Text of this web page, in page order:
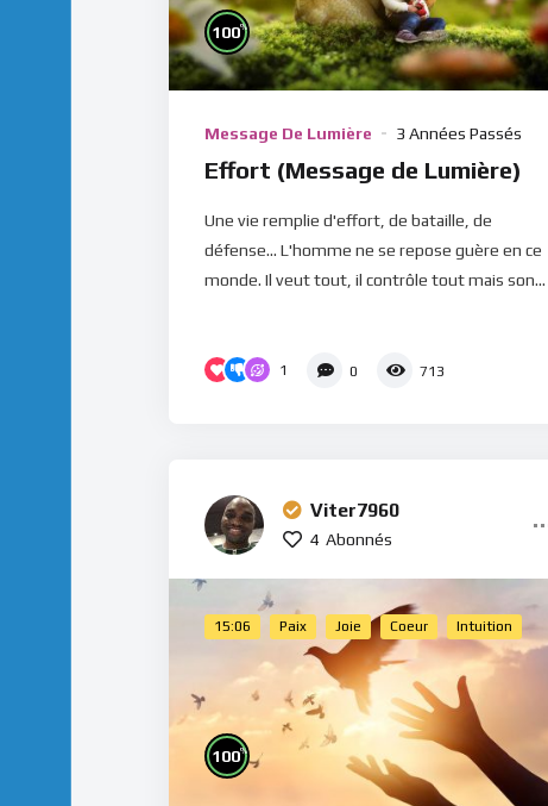
100%
Message De Lumière 3 Années Passés
Effort (Message de Lumière)
Une vie remplie d'effort, de bataille, de
défense... L'homme ne se repose guère en ce
monde. Il veut tout, il contrôle tout mais son...
1 0 713
Viter7960
4 Abonnés
15:06 Paix Joie Coeur Intuition
100%